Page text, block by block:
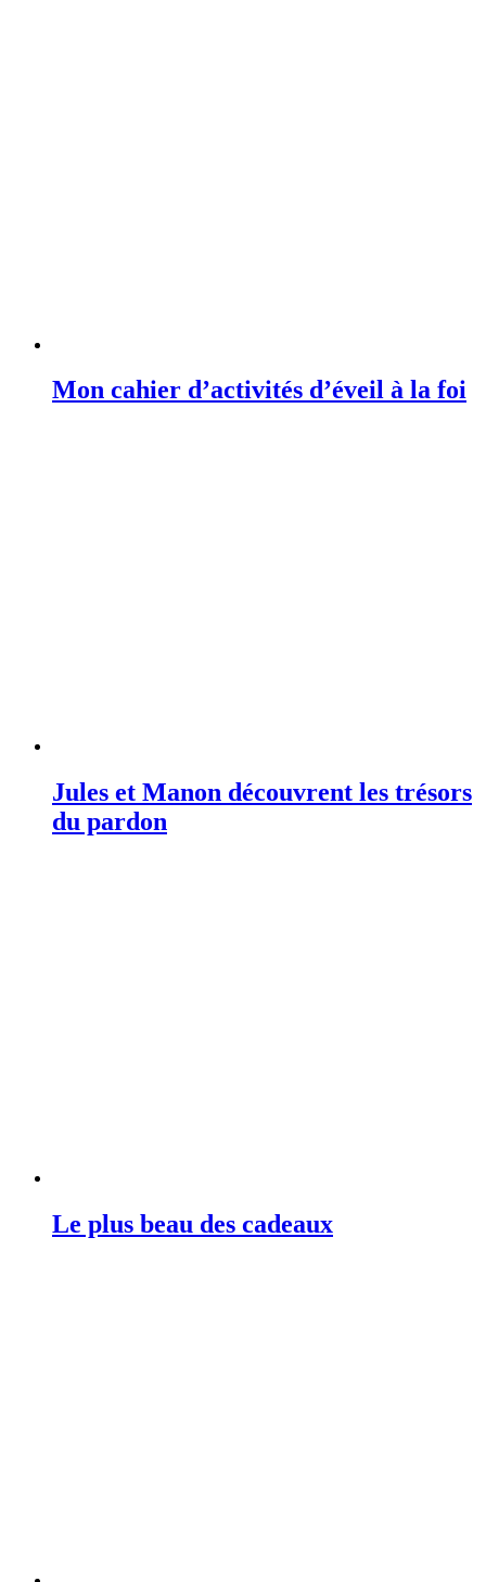
Mon cahier d’activités d’éveil à la foi
Jules et Manon découvrent les trésors
du pardon
Le plus beau des cadeaux